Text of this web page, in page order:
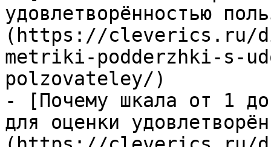
удовлетворённостью
(https://cleverics.ru/
metriki-podderzhki-s-
polzovateley/)
- [Почему шкала от 1 до
для оценки